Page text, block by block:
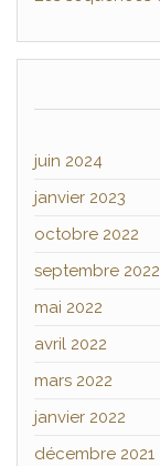
juin 2024
janvier 2023
octobre 2022
septembre 2022
mai 2022
avril 2022
mars 2022
janvier 2022
décembre 2021